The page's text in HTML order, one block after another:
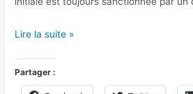
Lire la suite »
Partager :